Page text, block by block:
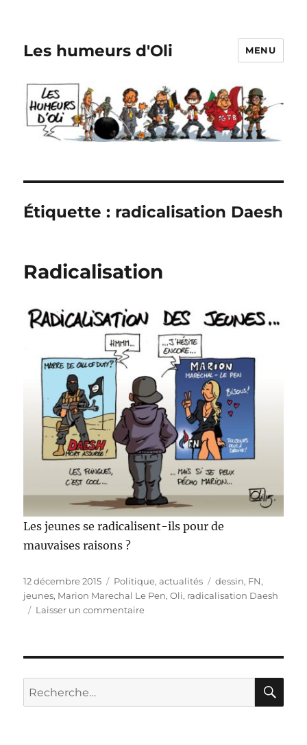
Les humeurs d'Oli MENU
Étiquette : radicalisation Daesh
Radicalisation
Les jeunes se radicalisent-ils pour de
mauvaises raisons ?
Publié
le
12 décembre 2015 Catégories
Politique, actualités Étiquettes
dessin, FN,
jeunes, Marion Marechal Le Pen,Oli, radicalisation Daesh
Laisser un commentairesur
Recherche
pour :